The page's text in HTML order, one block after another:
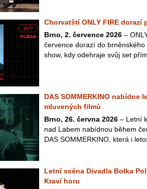
Chorvatští ONLY FIRE dorazí
Brno, 2. července 2026 –
července dorazí do
show, kdy odehraje svůj set
DAS SOMMERKINO nabídne
mluvených filmů
Brno, 26. června 2026 – Letní
nad Labem nabídnou během
DAS SOMMERKINO, která i
Letní scéna Divadla Bolka
Kraví horu